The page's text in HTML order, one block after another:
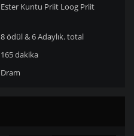
Ester Kuntu Priit Loog Priit
8 ödül & 6 Adaylık. total
165 dakika
Dram